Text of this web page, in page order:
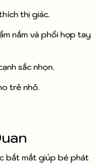
thị giác.
nắm và phối hợp tay
sắc nhọn.
trẻ nhỏ.
bắt mắt giúp bé phát